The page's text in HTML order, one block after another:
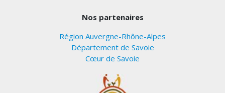
Nos partenaires
Région Auvergne-Rhône-Alpes
Département de Savoie
Cœur de Savoie